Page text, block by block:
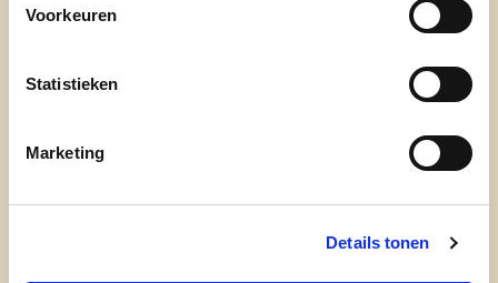
Voorkeuren
Statistieken
Marketing
Details tonen